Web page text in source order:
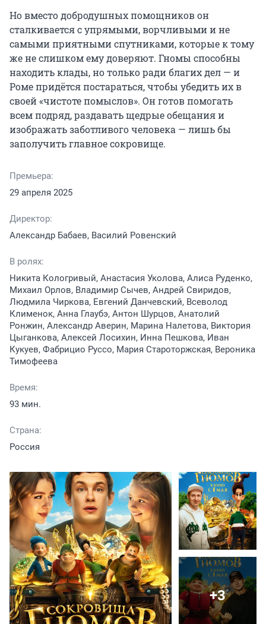
Но вместо добродушных помощников он
сталкивается с упрямыми, ворчливыми и не
самыми приятными спутниками, которые к тому
же не слишком ему доверяют. Гномы способны
находить клады, но только ради благих дел — и
Роме придётся постараться, чтобы убедить их в
своей «чистоте помыслов». Он готов помогать
всем подряд, раздавать щедрые обещания и
изображать заботливого человека — лишь бы
заполучить главное сокровище.
Премьера:
29 апреля 2025
Директор:
Александр Бабаев, Василий Ровенский
В ролях:
Никита Кологривый, Анастасия Уколова, Алиса Руденко,
Михаил Орлов, Владимир Сычев, Андрей Свиридов,
Людмила Чиркова, Евгений Данчевский, Всеволод
Клименок, Анна Глаубэ, Антон Шурцов, Анатолий
Ронжин, Александр Аверин, Марина Налетова, Виктория
Цыганкова, Алексей Лосихин, Инна Пешкова, Иван
Кукуев, Фабрицио Руссо, Мария Староторжская, Вероника
Тимофеева
Время:
93 мин.
Страна:
Россия
+3